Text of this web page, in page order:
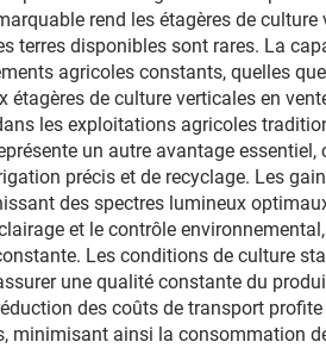
rend les étagères de
disponibles sont rares. La
agricoles constants, quelles
de culture verticales en
les exploitations agricoles
un autre avantage
précis et de recyclage. Les
des spectres lumineux
et le contrôle
Les conditions de culture
une qualité constante du
des coûts de transport
minimisant ainsi la consommation